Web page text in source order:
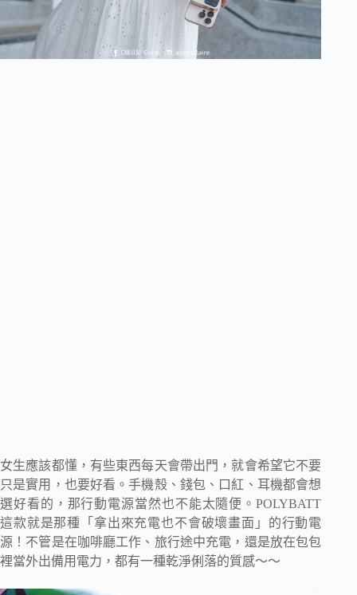
女生應該都懂，有些東西每天會帶出門，就會希望它不要
只是實用，也要好看。手機殼、錢包、口紅、耳機都會想
選好看的，那行動電源當然也不能太隨便。POLYBATT
這款就是那種「拿出來充電也不會破壞畫面」的行動電
源！不管是在咖啡廳工作、旅行途中充電，還是放在包包
裡當外出備用電力，都有一種乾淨俐落的質感～～